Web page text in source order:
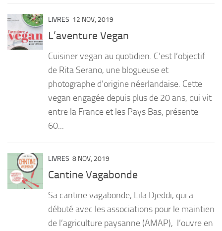
LIVRES 12 NOV, 2019
L’aventure Vegan
Cuisiner vegan au quotidien. C’est l’objectif
de Rita Serano, une blogueuse et
photographe d’origine néerlandaise. Cette
vegan engagée depuis plus de 20 ans, qui vit
entre la France et les Pays Bas, présente
60...
LIVRES 8 NOV, 2019
Cantine Vagabonde
Sa cantine vagabonde, Lila Djeddi, qui a
débuté avec les associations pour le maintien
de l’agriculture paysanne (AMAP), l’ouvre en